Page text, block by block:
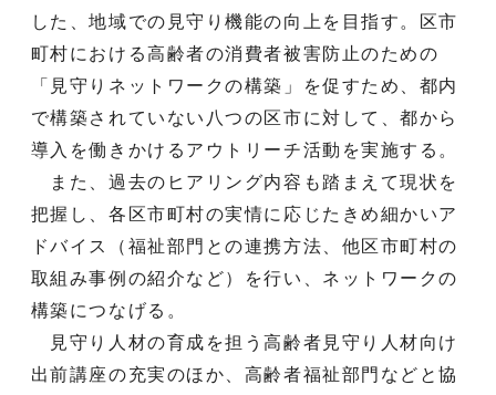
した、地域での見守り機能の向上を目指す。区市
町村における高齢者の消費者被害防止のための
「見守りネットワークの構築」を促すため、都内
で構築されていない八つの区市に対して、都から
導入を働きかけるアウトリーチ活動を実施する。
また、過去のヒアリング内容も踏まえて現状を
把握し、各区市町村の実情に応じたきめ細かいア
ドバイス（福祉部門との連携方法、他区市町村の
取組み事例の紹介など）を行い、ネットワークの
構築につなげる。
見守り人材の育成を担う高齢者見守り人材向け
出前講座の充実のほか、高齢者福祉部門などと協